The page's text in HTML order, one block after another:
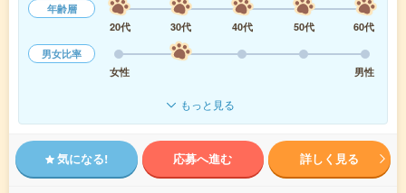
年齢層
20代
30代 40代 50代
60代
男女比率
女性
男性
もっと見る
気になる! 応募へ進む 詳しく見る